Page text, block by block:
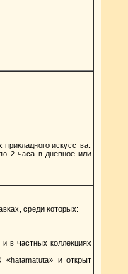
искусства.
2 часа в дневное или
среди которых:
в частных коллекциях
и открыт